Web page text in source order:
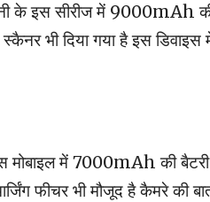
के इस सीरीज में 9000mAh
भी दिया गया है इस डिवाइस
मोबाइल में 7000mAh की बैटरी
फीचर भी मौजूद है कैमरे की